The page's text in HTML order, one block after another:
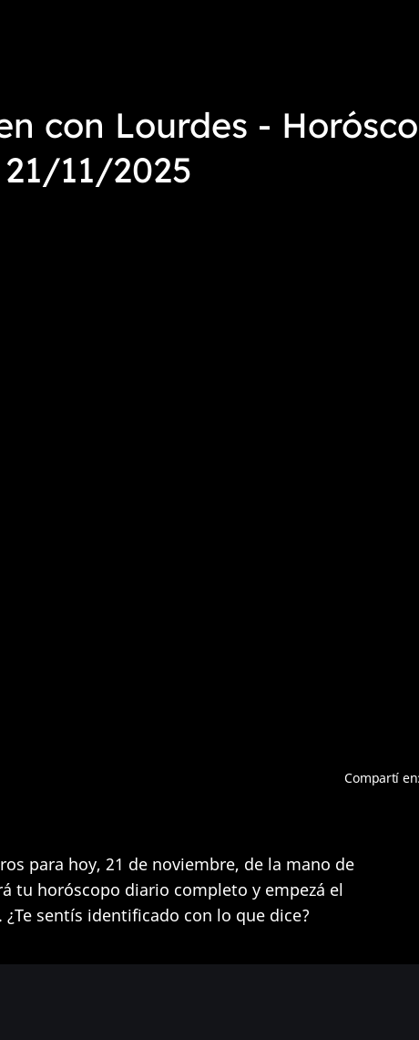
con Lourdes -
11/2025
Compartí en:
para hoy, 21 de noviembre, de la mano de
tu horóscopo diario completo y empezá el
sentís identificado con lo que dice?